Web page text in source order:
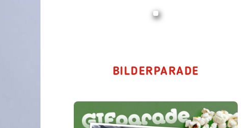
BILDERPARADE